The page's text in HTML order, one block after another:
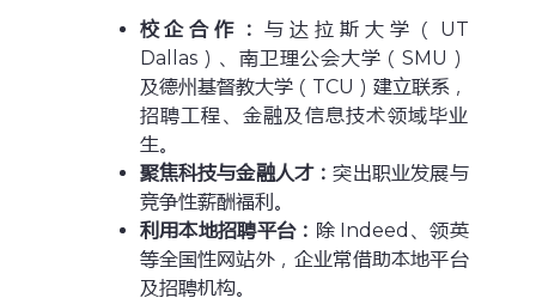
校企合作：与达拉斯大学（UT
Dallas）、南卫理公会大学（SMU）
及德州基督教大学（TCU）建立联系，
招聘工程、金融及信息技术领域毕业
生。
聚焦科技与金融人才：突出职业发展与
竞争性薪酬福利。
利用本地招聘平台： 除 Indeed、领英
等全国性网站外，企业常借助本地平台
及招聘机构。